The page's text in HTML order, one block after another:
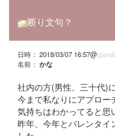
断り文句？
日時： 2018/03/07 16:57@
名前： かな
社内の方(男性、三十代)
今まで私なりにアプロー
気持ちはわかってると思
昨年、今年とバレンタイ